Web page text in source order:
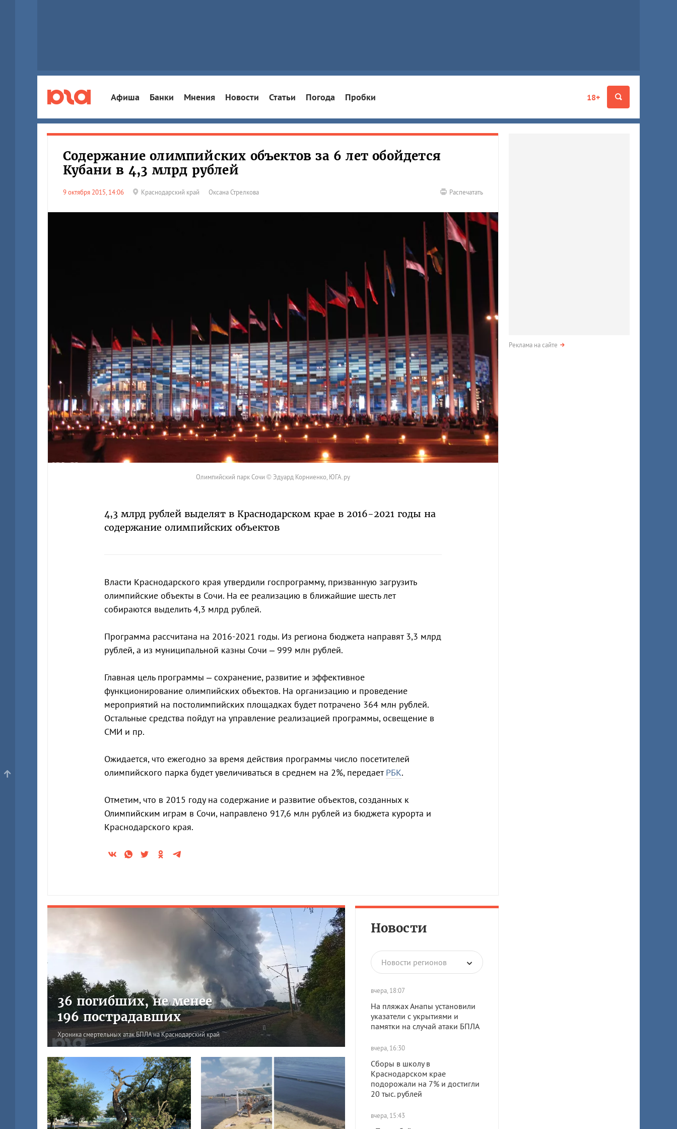
18+
Афиша Банки Мнения Новости Статьи Погода Пробки
Содержание олимпийских объектов за 6 лет обойдется
Кубани в 4,3 млрд рублей
9 октября 2015, 14:06 Краснодарский край Оксана Стрелкова Распечатать
Олимпийский парк Сочи © Эдуард Корниенко, ЮГА.ру
4,3 млрд рублей выделят в Краснодарском крае в 2016-2021 годы на
содержание олимпийских объектов
Власти Краснодарского края утвердили госпрограмму, призванную загрузить
олимпийские объекты в Сочи. На ее реализацию в ближайшие шесть лет
собираются выделить 4,3 млрд рублей.
Программа рассчитана на 2016-2021 годы. Из региона бюджета направят 3,3 млрд
рублей, а из муниципальной казны Сочи – 999 млн рублей.
Главная цель программы – сохранение, развитие и эффективное
функционирование олимпийских объектов. На организацию и проведение
мероприятий на постолимпийских площадках будет потрачено 364 млн рублей.
Остальные средства пойдут на управление реализацией программы, освещение в
СМИ и пр.
Ожидается, что ежегодно за время действия программы число посетителей
олимпийского парка будет увеличиваться в среднем на 2%, передаетРБК.
Отметим, что в 2015 году на содержание и развитие объектов, созданных к
Олимпийским играм в Сочи, направлено 917,6 млн рублей из бюджета курорта и
Краснодарского края.
Новости
Новости регионов
вчера, 18:07
На пляжах Анапы установили
указатели с укрытиями и
памятки на случай атаки БПЛА
вчера, 16:30
Сборы в школу в
Краснодарском крае
подорожали на 7% и достигли
20 тыс. рублей
вчера, 15:43
36 погибших, не менее
196 пострадавших
Хроника смертельных атак БПЛА на Краснодарский край
Реклама на сайте